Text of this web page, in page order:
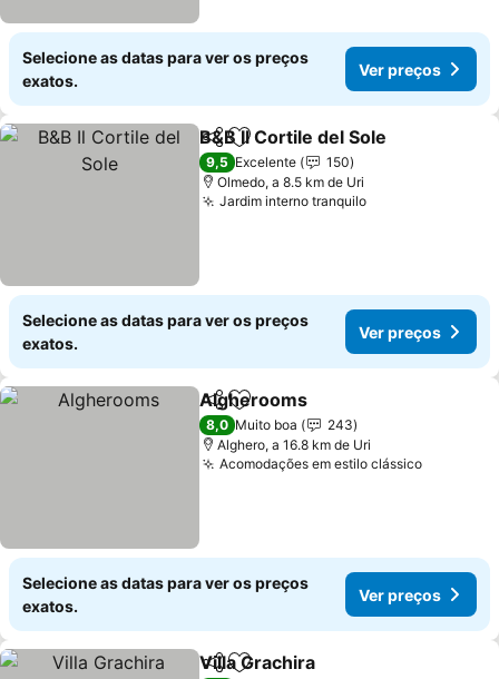
Selecione as datas para ver os preços
exatos.
Ver preços
PartilharAdicionar aos favoritos
B&B Il Cortile del Sole
9,5 Excelente
150
Olmedo, a 8.5 km de Uri
Jardim interno tranquilo
Selecione as datas para ver os preços
exatos.
Ver preços
PartilharAdicionar aos favoritos
Algherooms
8,0 Muito boa
243
Alghero, a 16.8 km de Uri
Acomodações em estilo clássico
Selecione as datas para ver os preços
exatos.
Ver preços
PartilharAdicionar aos favoritos
Villa Grachira